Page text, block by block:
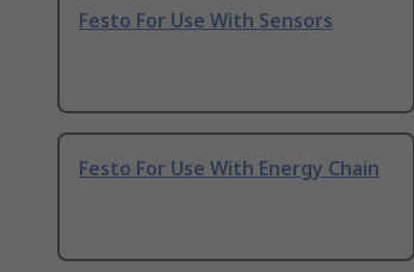
Festo For Use With Sensors
Festo For Use With Energy Chain